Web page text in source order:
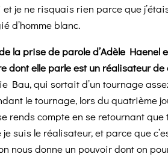
je ne risquais rien parce que
d’homme blanc.
la prise de parole d’Adèle Haenel
dont elle parle est un réalisateur de
Bau, qui sortait d’un tournage
le tournage, lors du quatrième
rends compte en se retournant que
suis le réalisateur, et parce que
nous donne un pouvoir dont on